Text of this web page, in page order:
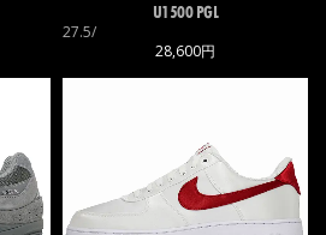
U1500 PGL
27.5/
28,600円